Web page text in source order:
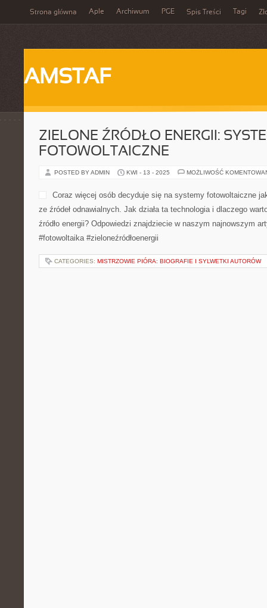
Strona główna Aple Archiwum PGE Spis Treści Tagi
AMSTAF
ZIELONE ŹRÓDŁO ENERGII:
FOTOWOLTAICZNE
POSTED BY ADMIN KWI - 13 - 2025 MOŻLIWOŚĆ
Coraz więcej osób decyduje się na systemy fotowoltaiczne
ze źródeł odnawialnych. Jak działa ta technologia i dlaczego
źródło energii? Odpowiedzi znajdziecie w naszym najnowszym
#fotowoltaika #zieloneźródłoenergii
CATEGORIES: MISTRZOWIE PIÓRA: BIOGRAFIE I SYLWETKI AUTORÓW